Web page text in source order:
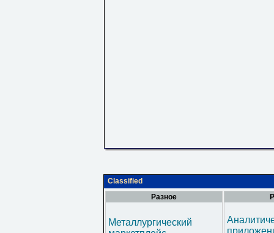
Classified
Разное
Металлургический